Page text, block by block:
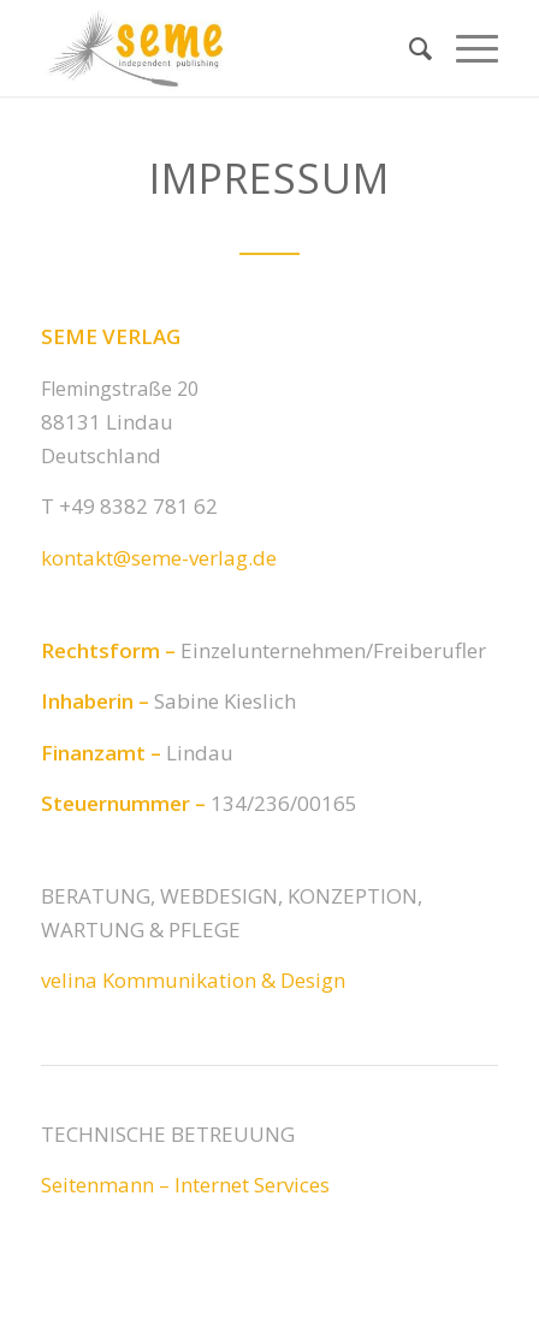
IMPRESSUM
SEME VERLAG
Flemingstraße 20
88131 Lindau
Deutschland
T +49 8382 781 62
kontakt@seme-verlag.de
Rechtsform – Einzelunternehmen/Freiberufler
Inhaberin – Sabine Kieslich
Finanzamt – Lindau
Steuernummer – 134/236/00165
BERATUNG, WEBDESIGN, KONZEPTION,
WARTUNG & PFLEGE
velina Kommunikation & Design
TECHNISCHE BETREUUNG
Seitenmann – Internet Services